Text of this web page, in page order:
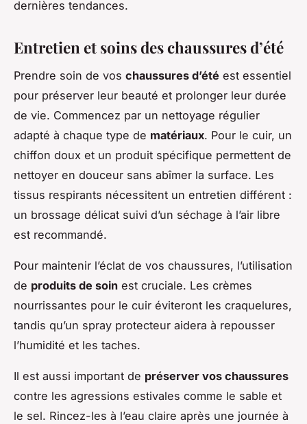
dernières tendances.
Entretien et soins des chaussures d’été
Prendre soin de vos chaussures d’été est essentiel
pour préserver leur beauté et prolonger leur durée
de vie. Commencez par un nettoyage régulier
adapté à chaque type de matériaux. Pour le cuir, un
chiffon doux et un produit spécifique permettent de
nettoyer en douceur sans abîmer la surface. Les
tissus respirants nécessitent un entretien différent :
un brossage délicat suivi d’un séchage à l’air libre
est recommandé.
Pour maintenir l’éclat de vos chaussures, l’utilisation
de produits de soin est cruciale. Les crèmes
nourrissantes pour le cuir éviteront les craquelures,
tandis qu’un spray protecteur aidera à repousser
l’humidité et les taches.
Il est aussi important de préserver vos chaussures
contre les agressions estivales comme le sable et
le sel. Rincez-les à l’eau claire après une journée à